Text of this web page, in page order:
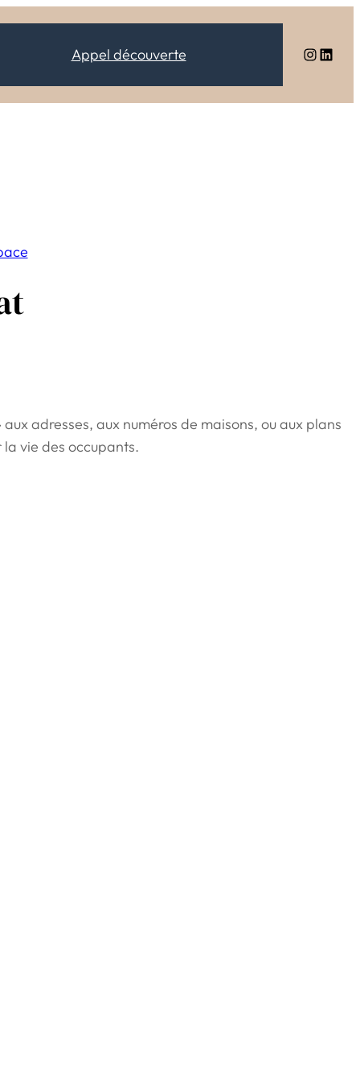
Appel découverte Instagram LinkedIn
adresses, aux numéros de maisons, ou aux plans
la vie des occupants.